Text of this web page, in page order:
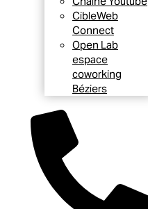
CibleWeb
Connect
Open Lab
espace
coworking
Béziers